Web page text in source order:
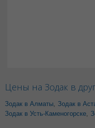
Цены на Зодак в
Зодак в Алматы Зодак в
Зодак в Усть-Каменогорске